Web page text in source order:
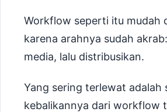
Workflow seperti itu mudah
karena arahnya sudah
media, lalu distribusikan.
Yang sering terlewat adalah
kebalikannya dari workflow